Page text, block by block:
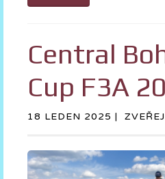
Central
Cup F3A
18 LEDEN 2025 |